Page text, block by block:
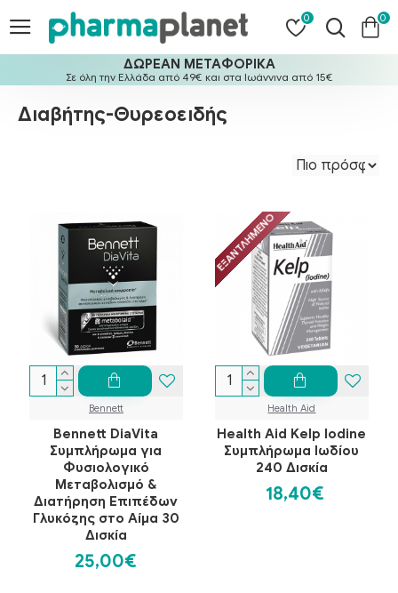
0 0
ΔΩΡΕΑΝ ΜΕΤΑΦΟΡΙΚΑ
Σε όλη την Ελλάδα από 49€ και στα Ιωάννινα από 15€
Διαβήτης-Θυρεοειδής
Bennett
Bennett DiaVita
Συμπλήρωμα για
Φυσιολογικό
Μεταβολισμό &
Διατήρηση Επιπέδων
Γλυκόζης στο Αίμα 30
Δισκία
25,00€
ΕΞΑΝΤΛΗΜΈΝΟ
Health Aid
Health Aid Kelp Iodine
Συμπλήρωμα Ιωδίου
240 Δισκία
18,40€